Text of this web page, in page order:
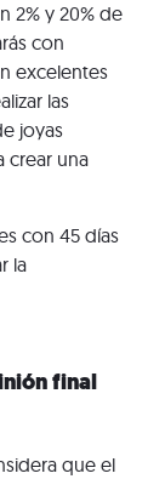
2% y 20% de
con
excelentes
las
joyas
crear una
con 45 días
la
final
que el